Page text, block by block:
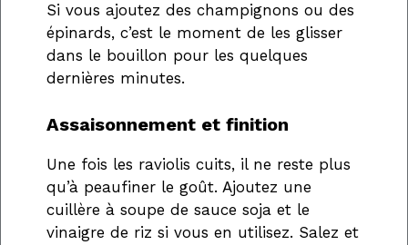
Si vous ajoutez des champignons ou des
épinards, c’est le moment de les glisser
dans le bouillon pour les quelques
dernières minutes.
Assaisonnement et finition
Une fois les raviolis cuits, il ne reste plus
qu’à peaufiner le goût. Ajoutez une
cuillère à soupe de sauce soja et le
vinaigre de riz si vous en utilisez. Salez et